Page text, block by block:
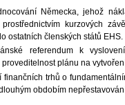
Německa, jehož
kurzových
ostatních členských států EHS.
referendum k
plánu na
finančních trhů o
obdobím